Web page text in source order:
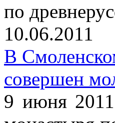
по
10.06.2011
В
совершен
9 июня 2011